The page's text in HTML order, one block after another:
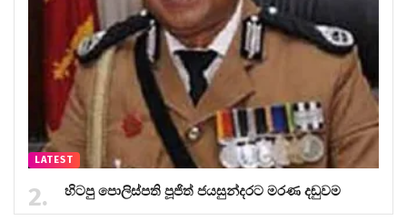
LATEST
හිටපු පොලිස්පති පූජිත් ජයසුන්දරට මරණ දඬුවම